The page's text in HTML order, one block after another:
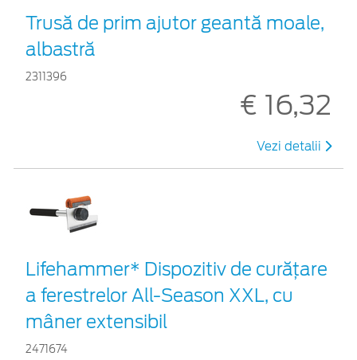
Trusă de prim ajutor geantă moale,
albastră
2311396
€ 16,32
Vezi detalii
Lifehammer* Dispozitiv de curățare
a ferestrelor All-Season XXL, cu
mâner extensibil
2471674